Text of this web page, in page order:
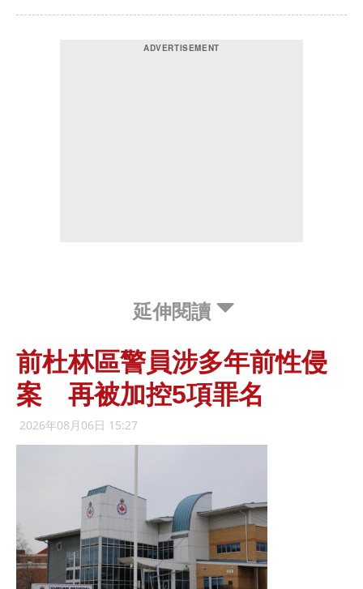
延伸閱讀
前杜林區警員涉多年前性侵
案 再被加控5項罪名
2026年08月06日 15:27